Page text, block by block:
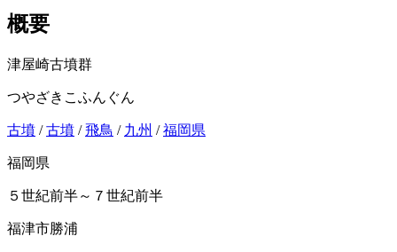
概要
津屋崎古墳群
つやざきこふんぐん
古墳 /古墳 /飛鳥 / 九州 /福岡県
福岡県
５世紀前半～７世紀前半
福津市勝浦